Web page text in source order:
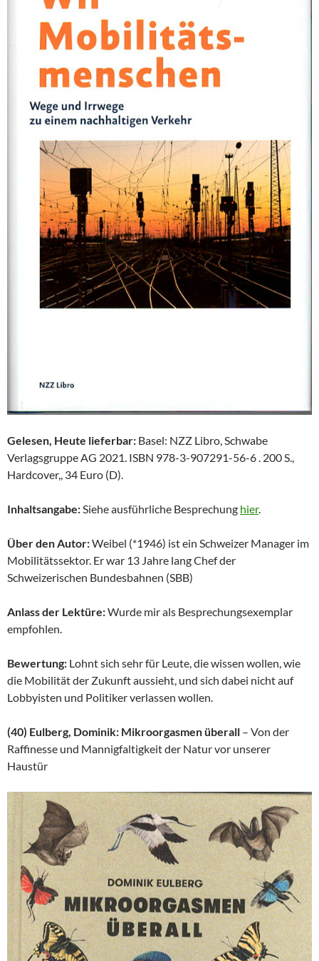
Gelesen, Heute lieferbar: Basel: NZZ Libro, Schwabe
Verlagsgruppe AG 2021. ISBN 978-3-907291-56-6 . 200 S.,
Hardcover,, 34 Euro (D).
Inhaltsangabe:Siehe ausführliche Besprechung hier.
Über den Autor:Weibel (*1946) ist ein Schweizer Manager im
Mobilitätssektor. Er war 13 Jahre lang Chef der
Schweizerischen Bundesbahnen (SBB)
Anlass der Lektüre:Wurde mir als Besprechungsexemplar
empfohlen.
Bewertung: Lohnt sich sehr für Leute, die wissen wollen, wie
die Mobilität der Zukunft aussieht, und sich dabei nicht auf
Lobbyisten und Politiker verlassen wollen.
(40) Eulberg, Dominik: Mikroorgasmen überall – Von der
Raffinesse und Mannigfaltigkeit der Natur vor unserer
Haustür